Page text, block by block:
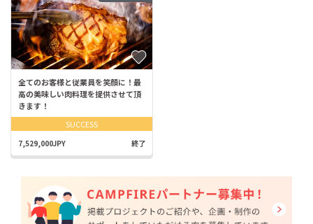
全てのお客様と従業員を笑顔に！最
高の美味しい肉料理を提供させて頂
きます！
SUCCESS
7,529,000JPY 終了